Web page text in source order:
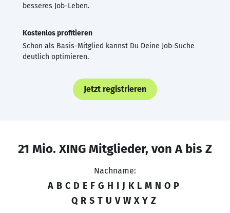
besseres Job-Leben.
Kostenlos profitieren
Schon als Basis-Mitglied kannst Du Deine Job-Suche
deutlich optimieren.
Jetzt registrieren
21 Mio. XING Mitglieder, von A bis Z
Nachname:
A B C D E F G H I J K L M N O P
Q R S T U V W X Y Z